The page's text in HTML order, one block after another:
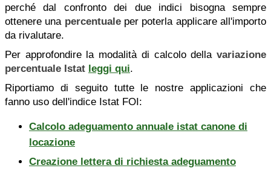
perché dal confronto dei due indici bisogna sempre
ottenere una percentualeper poterla applicare all'importo
da rivalutare.
Per approfondire la modalità di calcolo della variazione
percentuale Istat leggi qui.
Riportiamo di seguito tutte le nostre applicazioni che
fanno uso dell'indice Istat FOI:
Calcolo adeguamento annuale istat canone di
locazione
Creazione lettera di richiesta adeguamento